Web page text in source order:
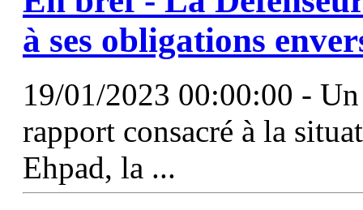
à ses obligations
19/01/2023 00:00:00 -
rapport consacré à la
Ehpad, la ...